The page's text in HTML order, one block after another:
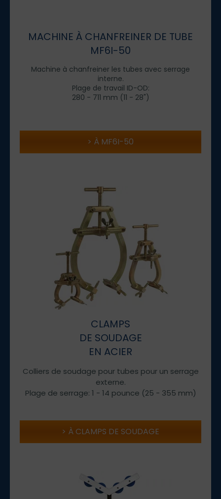
MACHINE À CHANFREINER DE TUBE
MF6I-50
Machine à chanfreiner les tubes avec serrage
interne.
Plage de travail ID-OD:
280 - 711 mm (11 - 28")
À MF6I-50
CLAMPS
DE SOUDAGE
EN ACIER
Colliers de soudage pour tubes pour un serrage
externe.
Plage de serrage: 1 - 14 pounce (25 - 355 mm)
À CLAMPS DE SOUDAGE